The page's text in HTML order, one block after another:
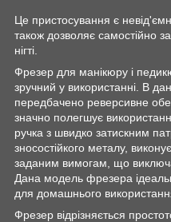
Це пристосування є
також дозволяє самостійно
нігті.
Фрезер для манікюру і
зручний у використанні. В
передбачено реверсивне
значно полегшує
ручка з швидко затискним
зносостійкого металу,
заданим вимогам, що
Дана модель фрезера
для домашнього
Фрезер відрізняється